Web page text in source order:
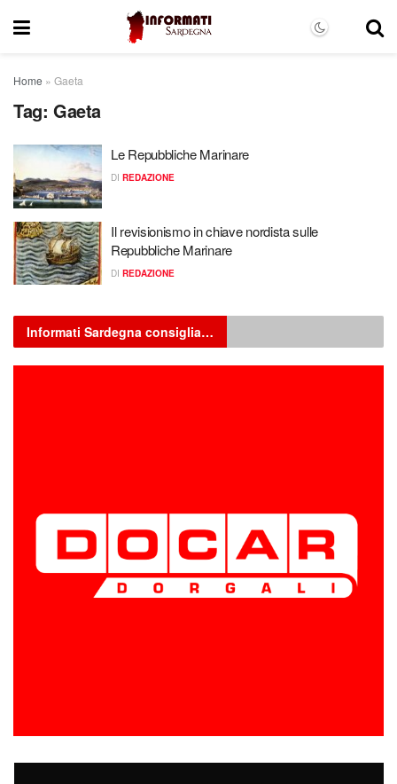
Home » Gaeta
Tag: Gaeta
Le Repubbliche Marinare
DI REDAZIONE
Il revisionismo in chiave nordista sulle
Repubbliche Marinare
DI REDAZIONE
Informati Sardegna consiglia…